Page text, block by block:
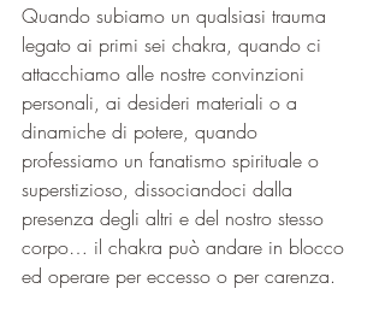
Quando subiamo un qualsiasi trauma
legato ai primi sei chakra, quando ci
attacchiamo alle nostre convinzioni
personali, ai desideri materiali o a
dinamiche di potere, quando
professiamo un fanatismo spirituale o
superstizioso, dissociandoci dalla
presenza degli altri e del nostro stesso
corpo… il chakra può andare in blocco
ed operare per eccesso o per carenza.